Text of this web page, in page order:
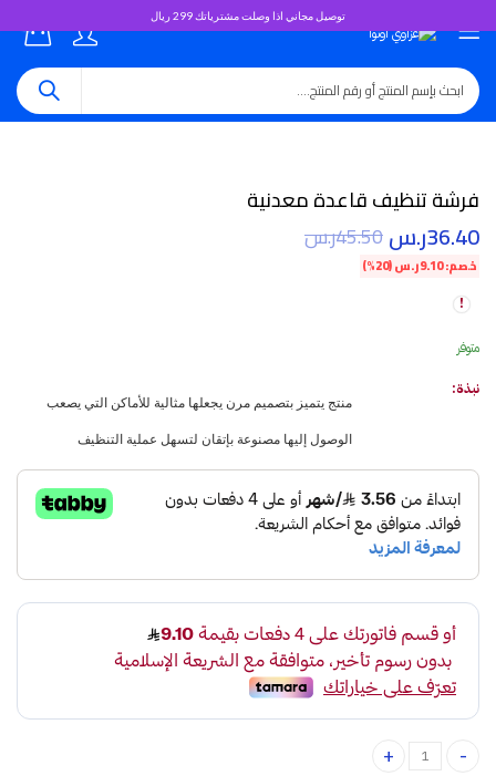
توصيل مجاني اذا وصلت مشترياتك 299 ريال
فرشة تنظيف قاعدة معدنية
36.40ر.س45.50ر.س
خصم:9.10ر.س(20%)
متوفر
نبذة:
منتج يتميز بتصميم مرن يجعلها مثالية للأماكن التي يصعب
الوصول إليها مصنوعة بإتقان لتسهل عملية التنظيف
فرشة تنظيف قاعدة معدنية quantity